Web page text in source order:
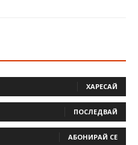
ХАРЕСАЙ
ПОСЛЕДВАЙ
АБОНИРАЙ СЕ